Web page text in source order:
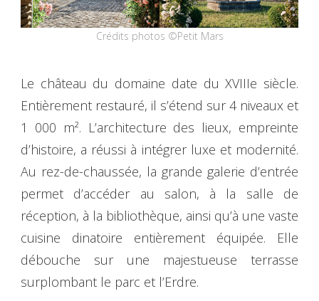
Crédits photos ©Petit Mars
Le château du domaine date du XVIIIe siècle.
Entièrement restauré, il s’étend sur 4 niveaux et
1 000 m². L’architecture des lieux, empreinte
d’histoire, a réussi à intégrer luxe et modernité.
Au rez-de-chaussée, la grande galerie d’entrée
permet d’accéder au salon, à la salle de
réception, à la bibliothèque, ainsi qu’à une vaste
cuisine dinatoire entièrement équipée. Elle
débouche sur une majestueuse terrasse
surplombant le parc et l’Erdre.